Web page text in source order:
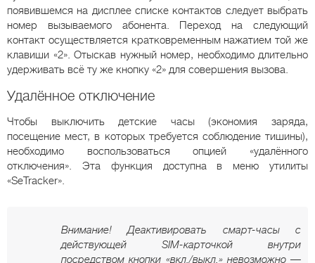
появившемся на дисплее списке контактов следует выбрать
номер вызываемого абонента. Переход на следующий
контакт осуществляется кратковременным нажатием той же
клавиши «2». Отыскав нужный номер, необходимо длительно
удерживать всё ту же кнопку «2» для совершения вызова.
Удалённое отключение
Чтобы выключить детские часы (экономия заряда,
посещение мест, в которых требуется соблюдение тишины),
необходимо воспользоваться опцией «удалённого
отключения». Эта функция доступна в меню утилиты
«SeTracker».
Внимание! Деактивировать смарт-часы с
действующей SIM-карточкой внутри
посредством кнопки «вкл./выкл.» невозможно —